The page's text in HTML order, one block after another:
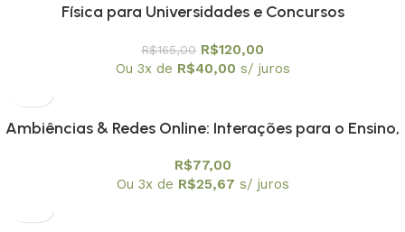
Física para Universidades e Concursos
R$165,00 R$120,00
Ou 3x de R$40,00 s/ juros
Ambiências & Redes Online: Interações para o Ensino,
R$77,00
Ou 3x de R$25,67 s/ juros